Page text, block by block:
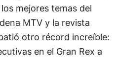
mejores temas del
MTV y la revista
otro récord increíble:
en el Gran Rex a